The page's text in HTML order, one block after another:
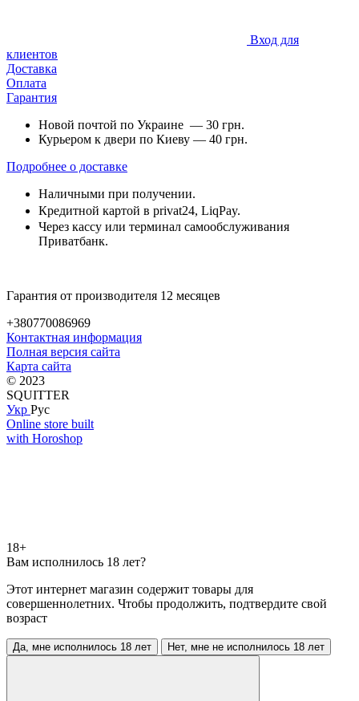
Вход для
клиентов
Доставка
Оплата
Гарантия
Новой почтой по Украине — 30 грн.
Курьером к двери по Киеву — 40 грн.
Подробнее о доставке
Наличными при получении.
Кредитной картой в privat24, LiqPay.
Через кассу или терминал самообслуживания
Приватбанк.
Гарантия от производителя 12 месяцев
+380770086969
Контактная информация
Полная версия сайта
Карта сайта
© 2023
SQUITTER
Укр Рус
Online store built
with Horoshop
18+
Вам исполнилось 18 лет?
Этот интернет магазин содержит товары для
совершеннолетних. Чтобы продолжить, подтвердите свой
возраст
Да, мне исполнилось 18 лет Нет, мне не исполнилось 18 лет